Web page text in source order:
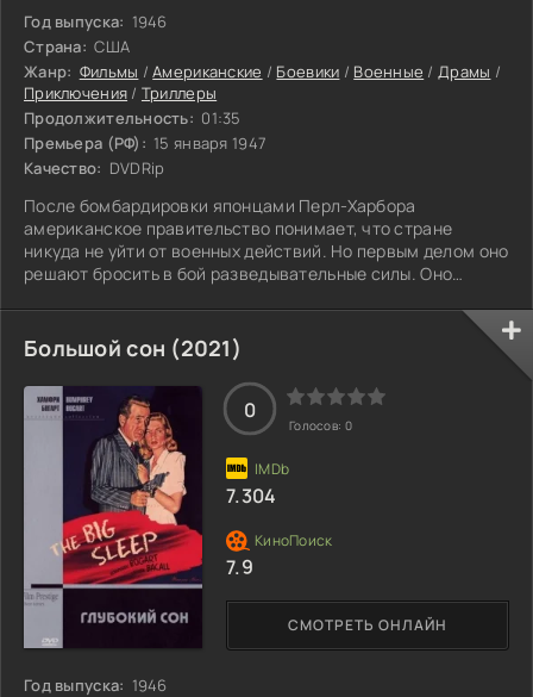
Год выпуска: 1946
Страна: США
Жанр: Фильмы /Американские / Боевики / Военные /Драмы /
Приключения / Триллеры
Продолжительность: 01:35
Премьера (РФ): 15 января 1947
Качество: DVDRip
После бомбардировки японцами Перл-Харбора
американское правительство понимает, что стране
никуда не уйти от военных действий. Но первым делом оно
решают бросить в бой разведывательные силы. Оно
азы шпионажа под руководством ветерана Первой
мировой войны Роберта Эмметта Шарки. Но вскоре Шарки
замечает, что в ряды его учеников пробрался агент
немецкой разведки, который должен узнать место и
время открытия союзниками второго фронта. Шарки
Большой сон (2021)
Год выпуска: 1946
СМОТРЕТЬ ОНЛАЙН
0
Голосов: 0
7.304
7.9